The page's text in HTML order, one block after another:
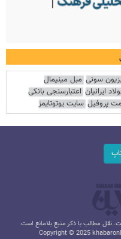
سونی مبل مینیمال
ایرانیان اعتبارسنجی بانکی
پروفیل سایت یوتوتایمز
نقل مطالب با ذکر منبع بلامانع است.
Copyright © 2025